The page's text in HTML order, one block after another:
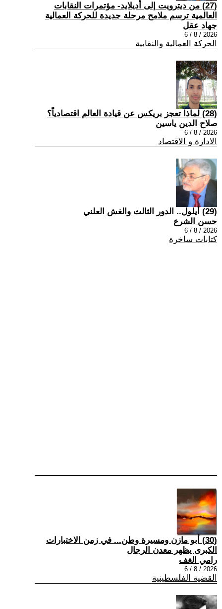
(27) من ديترويت إلى أديلايد- مؤتمرات النقابات
العالمية ترسم ملامح مرحلة جديدة للحركة العمالية
جهاد عقل
2026 / 8 / 6
الحركة العمالية والنقابية
(28) لماذا تعجز بريكس عن قيادة العالم اقتصادياً؟
صلاح الدين ياسين
2026 / 8 / 6
الادارة و الاقتصاد
(29) أيلول.. الدور الثالث والغش العلني
حسن الشرع
2026 / 8 / 6
كتابات ساخرة
(30) أبو مازن ومسيرة وطن... في زمن الاختبارات
الكبرى يظهر معدن الرجال
رامي الغف
2026 / 8 / 6
القضية الفلسطينية